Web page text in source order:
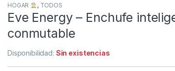
HOGAR , TODOS
Eve Energy – Enchufe
conmutable
Disponibilidad: Sin existencias